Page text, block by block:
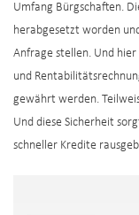
Umfang Bürgschaften.
herabgesetzt worden
Anfrage stellen. Und
und
gewährt werden.
Und diese Sicherheit
schneller Kredite